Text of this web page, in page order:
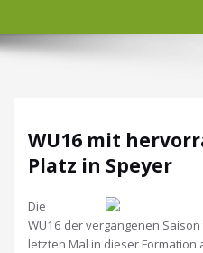
WU16 mit
Platz in Speyer
Die
WU16 der vergangenen
letzten Mal in dieser Formation